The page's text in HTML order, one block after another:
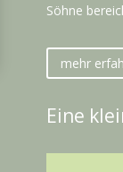
Söhne
mehr
Eine